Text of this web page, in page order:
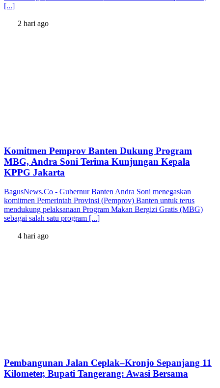
[...]
2 hari ago
Komitmen Pemprov Banten Dukung Program
MBG, Andra Soni Terima Kunjungan Kepala
KPPG Jakarta
BagusNews.Co - Gubernur Banten Andra Soni menegaskan
komitmen Pemerintah Provinsi (Pemprov) Banten untuk terus
mendukung pelaksanaan Program Makan Bergizi Gratis (MBG)
sebagai salah satu program [...]
4 hari ago
Pembangunan Jalan Ceplak–Kronjo Sepanjang 11
Kilometer, Bupati Tangerang: Awasi Bersama